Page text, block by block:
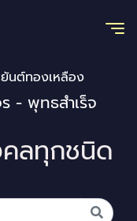
นต์ทองเหลือง
- พุทธสำเร็จ
ลทุกชนิด